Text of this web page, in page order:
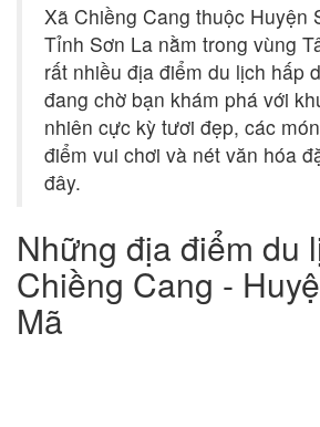
Xã Chiềng Cang thuộc Huyện
Tỉnh Sơn La nằm trong vùng
rất nhiều địa điểm du lịch hấp
đang chờ bạn khám phá với
nhiên cực kỳ tươi đẹp, các
điểm vui chơi và nét văn hóa
đây.
Những địa điểm du
Chiềng Cang -
Mã